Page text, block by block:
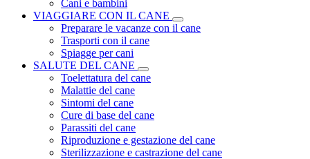
Cani e bambini
VIAGGIARE CON IL CANE
Preparare le vacanze con il cane
Trasporti con il cane
Spiagge per cani
SALUTE DEL CANE
Toelettatura del cane
Malattie del cane
Sintomi del cane
Cure di base del cane
Parassiti del cane
Riproduzione e gestazione del cane
Sterilizzazione e castrazione del cane